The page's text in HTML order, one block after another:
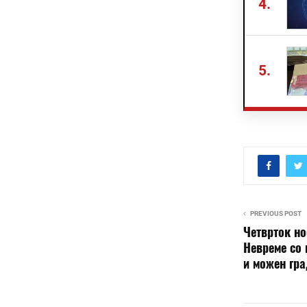
4.
5.
PREVIOUS POST
Четврток
Невреме
и можен